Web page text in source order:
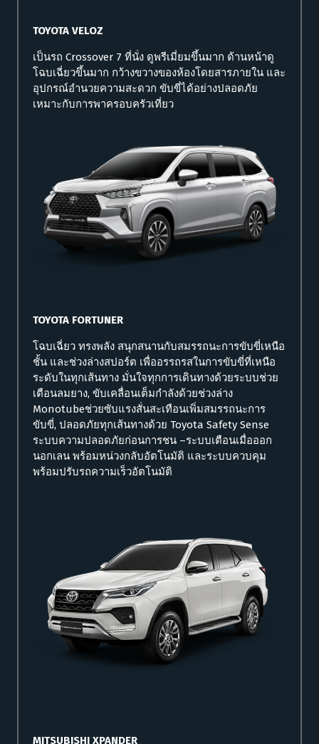
TOYOTA VELOZ
เป็นรถ Crossover 7 ที่นั่ง ดูพรีเมี่ยมขึ้นมาก ด้านหน้าดู
โฉบเฉี่ยวขึ้นมาก กว้างขวางของห้องโดยสารภายใน และ
อุปกรณ์อำนวยความสะดวก ขับขี่ได้อย่างปลอดภัย
เหมาะกับการพาครอบครัวเที่ยว
TOYOTA FORTUNER
โฉบเฉี่ยว ทรงพลัง สนุกสนานกับสมรรถนะการขับขี่เหนือ
ชั้น และช่วงล่างสปอร์ต เพื่ออรรถรสในการขับขี่ที่เหนือ
ระดับในทุกเส้นทาง มั่นใจทุกการเดินทางด้วยระบบช่วย
เตือนลมยาง, ขับเคลื่อนเต็มกำลังด้วยช่วงล่าง
Monotubeช่วยซับแรงสั่นสะเทือนเพิ่มสมรรถนะการ
ขับขี่, ปลอดภัยทุกเส้นทางด้วย Toyota Safety Sense
ระบบความปลอดภัยก่อนการชน –ระบบเตือนเมื่อออก
นอกเลน พร้อมหน่วงกลับอัตโนมัติ และระบบควบคุม
พร้อมปรับรถความเร็วอัตโนมัติ
MITSUBISHI XPANDER